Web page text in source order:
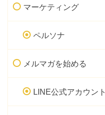
マーケティング
ペルソナ
メルマガを始める
LINE公式アカウント